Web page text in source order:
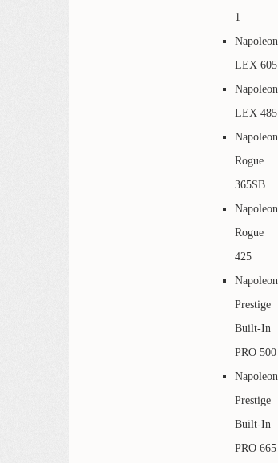
1
Napoleon
LEX 605
Napoleon
LEX 485
Napoleon
Rogue
365SB
Napoleon
Rogue
425
Napoleon
Prestige
Built-In
PRO 500
Napoleon
Prestige
Built-In
PRO 665